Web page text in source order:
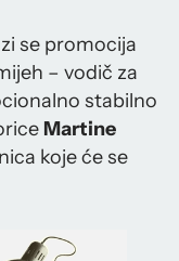
se promocija
– vodič za
stabilno
Martine
koje će se